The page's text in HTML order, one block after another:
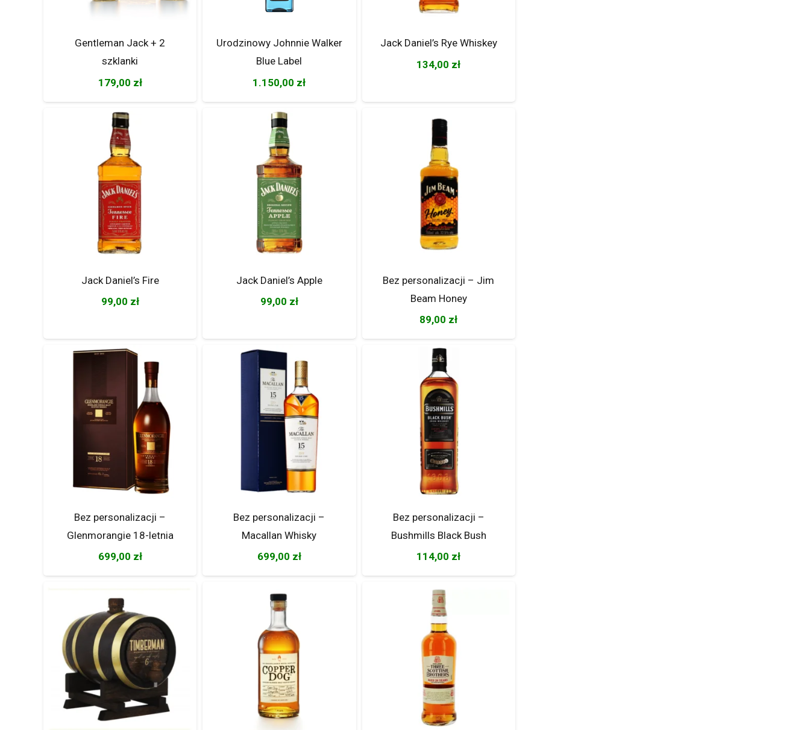
Gentleman Jack + 2
szklanki
179,00 zł
Urodzinowy Johnnie Walker
Blue Label
1.150,00 zł
Jack Daniel’s Rye Whiskey
134,00 zł
Jack Daniel’s Fire
99,00 zł
Jack Daniel’s Apple
99,00 zł
Bez personalizacji – Jim
Beam Honey
89,00 zł
Bez personalizacji –
Glenmorangie 18-letnia
699,00 zł
Bez personalizacji –
Macallan Whisky
699,00 zł
Bez personalizacji –
Bushmills Black Bush
114,00 zł